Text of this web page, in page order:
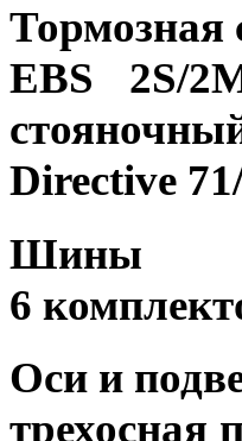
Тормозная
EBS 2S/
Directive
Шины
6
Оси и
трехосная